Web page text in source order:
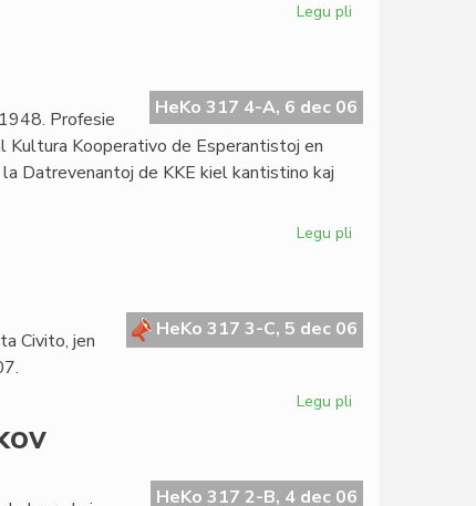
Legu pli
la
najroba
HeKo 317 4-A, 6 dec 06
Profesie
Kooperativo de Esperantistoj en
Datrevenantoj de KKE kiel kantistino kaj
Legu pli
HeKo 317 3-C, 5 dec 06
Civito, jen
Legu pli
en
HeKo 317 2-B, 4 dec 06